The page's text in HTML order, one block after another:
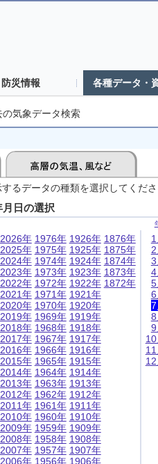
防災情報 各種データ・
の気象データ検索
るデータの種類を選択してくだ
月日の選択
2026年
2025年
2024年
2023年
2022年
2021年
2020年
2019年
2018年
2017年
2016年
2015年
2014年
2013年
2012年
2011年
2010年
2009年
2008年
2007年
2006年
1976年
1975年
1974年
1973年
1972年
1971年
1970年
1969年
1968年
1967年
1966年
1965年
1964年
1963年
1962年
1961年
1960年
1959年
1958年
1957年
1956年
1926年
1925年
1924年
1923年
1922年
1921年
1920年
1919年
1918年
1917年
1916年
1915年
1914年
1913年
1912年
1911年
1910年
1909年
1908年
1907年
1906年
1876年
1875年
1874年
1873年
1872年